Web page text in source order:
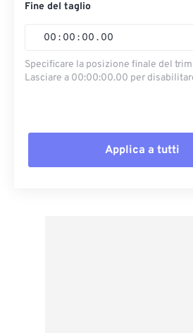
Fine del taglio
00 : 00 : 00 . 00
Specificare la posizione finale del trim
Lasciare a 00:00:00.00 per
Applica a tutti